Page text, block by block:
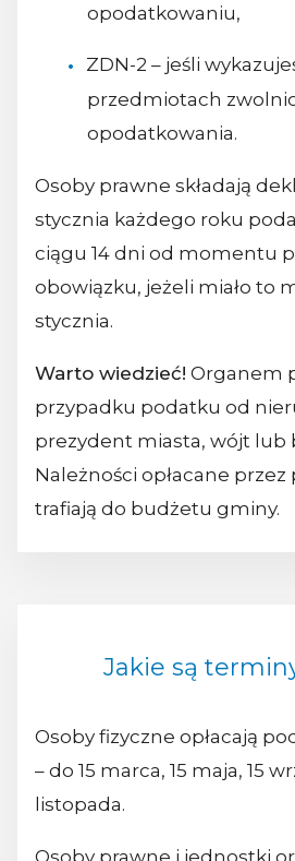
opodatkowaniu,
ZDN-2 – jeśli
przedmiotach
opodatkowania.
Osoby prawne składają
stycznia każdego roku
ciągu 14 dni od momentu
obowiązku, jeżeli miało to
stycznia.
Warto wiedzieć! Organem
przypadku podatku od
prezydent miasta, wójt lub
Należności opłacane
trafiają do budżetu gminy.
Jakie są
Osoby fizyczne opłacają
– do 15 marca, 15 maja, 15
listopada.